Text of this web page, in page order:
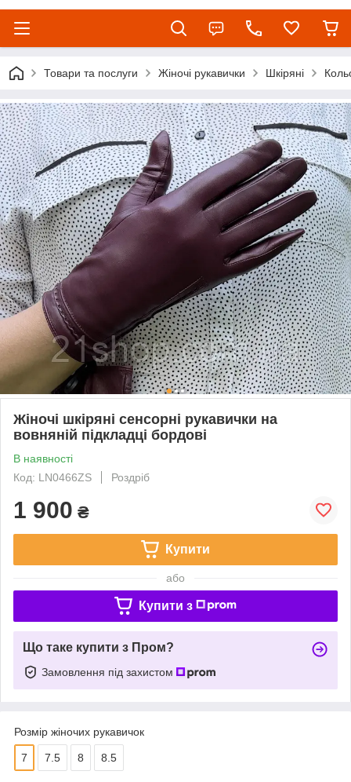
Товари та послуги Жіночі рукавички Шкіряні
Жіночі шкіряні сенсорні рукавички на
вовняній підкладці бордові
В наявності
Код: LN0466ZS
Роздріб
1 900 ₴
Купити
або
Купити з
Що таке купити з Пром?
Замовлення під захистом
Розмір жіночих рукавичок
7 7.5 8 8.5